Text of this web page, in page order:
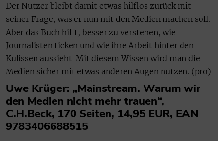
Der Nutzer bleibt damit etwas hilflos zurück mit
seiner Frage, was er nun mit den Medien machen soll.
Aber das Buch hilft, besser zu verstehen, wie
Journalisten ticken und wie ihre Arbeit hinter den
Kulissen aussieht. Mit diesem Wissen wird man die
Medien sicher mit etwas anderen Augen nutzen. (pro)
Uwe Krüger: „Mainstream. Warum wir
den Medien nicht mehr trauen“,
C.H.Beck, 170 Seiten, 14,95 EUR, EAN
9783406688515